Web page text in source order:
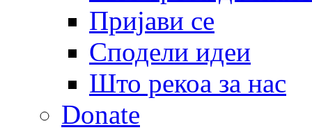
Пријави се
Сподели идеи
Што рекоа за нас
Donate